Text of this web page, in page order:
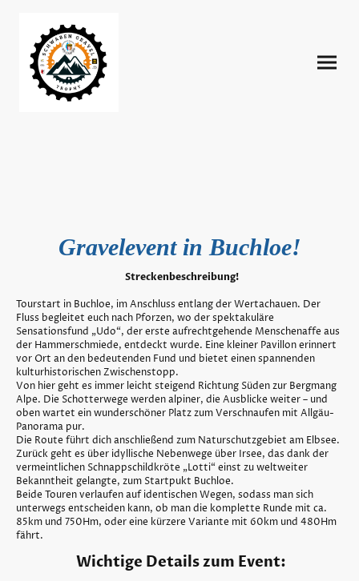
Gravelevent in Buchloe!
Streckenbeschreibung!
Tourstart in Buchloe, im Anschluss entlang der Wertachauen. Der
Fluss begleitet euch nach Pforzen, wo der spektakuläre
Sensationsfund „Udo“, der erste aufrechtgehende Menschenaffe aus
der Hammerschmiede, entdeckt wurde. Eine kleiner Pavillon erinnert
vor Ort an den bedeutenden Fund und bietet einen spannenden
kulturhistorischen Zwischenstopp.
Von hier geht es immer leicht steigend Richtung Süden zur Bergmang
Alpe. Die Schotterwege werden alpiner, die Ausblicke weiter – und
oben wartet ein wunderschöner Platz zum Verschnaufen mit Allgäu-
Panorama pur.
Die Route führt dich anschließend zum Naturschutzgebiet am Elbsee.
Zurück geht es über idyllische Nebenwege über Irsee, das dank der
vermeintlichen Schnappschildkröte „Lotti“ einst zu weltweiter
Bekanntheit gelangte, zum Startpukt Buchloe.
Beide Touren verlaufen auf identischen Wegen, sodass man sich
unterwegs entscheiden kann, ob man die komplette Runde mit ca.
85km und 750Hm, oder eine kürzere Variante mit 60km und 480Hm
fährt.
Wichtige Details zum Event: